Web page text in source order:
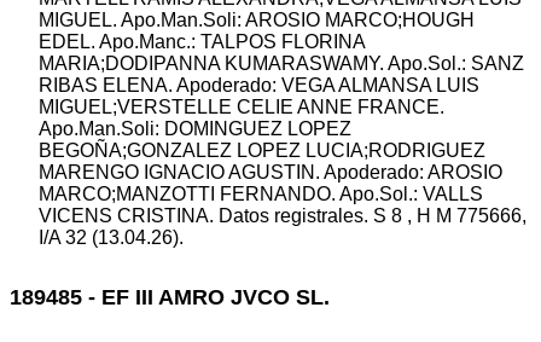
MIGUEL. Apo.Man.Soli: AROSIO MARCO;HOUGH
EDEL. Apo.Manc.: TALPOS FLORINA
MARIA;DODIPANNA KUMARASWAMY. Apo.Sol.: SANZ
RIBAS ELENA. Apoderado: VEGA ALMANSA LUIS
MIGUEL;VERSTELLE CELIE ANNE FRANCE.
Apo.Man.Soli: DOMINGUEZ LOPEZ
BEGOÑA;GONZALEZ LOPEZ LUCIA;RODRIGUEZ
MARENGO IGNACIO AGUSTIN. Apoderado: AROSIO
MARCO;MANZOTTI FERNANDO. Apo.Sol.: VALLS
VICENS CRISTINA. Datos registrales. S 8 , H M 775666,
I/A 32 (13.04.26).
189485 - EF III AMRO JVCO SL.